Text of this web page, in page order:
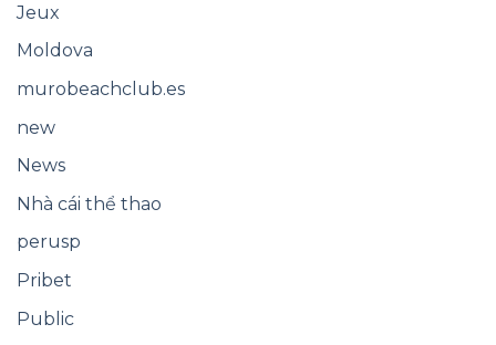
Jeux
Moldova
murobeachclub.es
new
News
Nhà cái thể thao
perusp
Pribet
Public